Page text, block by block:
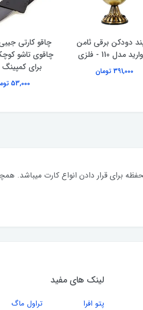
دودکن برقی ثامن
مدل 110 - فلزی
391,000 تومان
چاقو کارتی
چاقوی تاشو
برای
53,000 تومان
آلوما والت دارای بدنه روکش آلومینیومی می‌باشد که دارای ۷ محفظه
لینک های مفید
پتو افرا تراول ماگ